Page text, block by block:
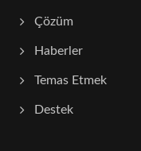
Çözüm
Haberler
Temas Etmek
Destek